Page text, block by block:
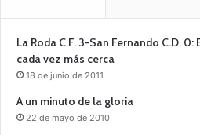
La Roda C.F. 3-San Fernando C.D.
cada vez más cerca
18 de junio de 2011
A un minuto de la gloria
22 de mayo de 2010